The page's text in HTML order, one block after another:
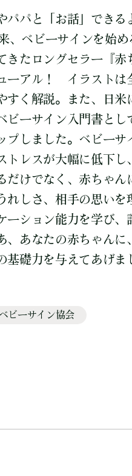
パパと「お話」できる
、ベビーサインを始め
きたロングセラー『赤
ーアル！ イラストは
すく解説。また、日米
ビーサイン入門書とし
プしました。ベビーサ
トレスが大幅に低下し
だけでなく、赤ちゃん
れしさ、相手の思いを
ーション能力を学び、
、あなたの赤ちゃんに
礎力を与えてあげま
ビーサイン協会